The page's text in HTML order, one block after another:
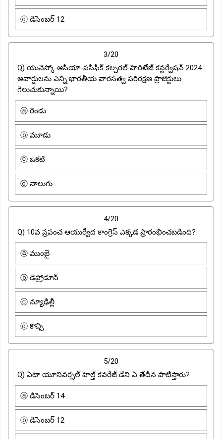
ⓓ డిసెంబర్ 12
3/20
Q) యునెస్కో ఆసియా-పసిఫిక్ కల్చరల్ హెరిటేజ్ కన్జర్వేషన్ 2024
అవార్డులను ఎన్ని భారతీయ వారసత్వ పరిరక్షణ ప్రాజెక్టులు
గెలుచుకున్నాయి?
ⓐ రెండు
ⓑ మూడు
ⓒ ఒకటి
ⓓ నాలుగు
4/20
Q) 10వ ప్రపంచ ఆయుర్వేద కాంగ్రెస్ ఎక్కడ ప్రారంభించబడింది?
ⓐ ముంబై
ⓑ డెహ్రాడూన్
ⓒ న్యూఢిల్లీ
ⓓ కొచ్చి
5/20
Q) ఏటా యూనివర్సల్ హెల్త్ కవరేజ్ డేని ఏ తేదీన పాటిస్తారు?
ⓐ డిసెంబర్ 14
ⓑ డిసెంబర్ 12